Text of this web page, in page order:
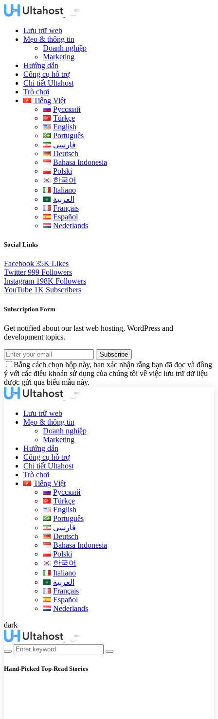
Lưu trữ web
Mẹo & thông tin
Doanh nghiệp
Marketing
Hướng dẫn
Công cụ hỗ trợ
Chi tiết Ultahost
Trò chơi
Tiếng Việt
Русский
Türkçe
English
Português
فارسی
Deutsch
Bahasa Indonesia
Polski
한국어
Italiano
العربية
Français
Español
Nederlands
Social Links
Facebook 35K Likes
Twitter 999 Followers
Instagram 198K Followers
YouTube 1K Subscribers
Subscription Form
Get notified about our last web hosting, WordPress and
development topics.
Subscribe
Bằng cách chọn hộp này, bạn xác nhận rằng bạn đã đọc và đồng
ý với các điều khoản sử dụng của chúng tôi về việc lưu trữ dữ liệu
được gửi qua biểu mẫu này.
Lưu trữ web
Mẹo & thông tin
Doanh nghiệp
Marketing
Hướng dẫn
Công cụ hỗ trợ
Chi tiết Ultahost
Trò chơi
Tiếng Việt
Русский
Türkçe
English
Português
فارسی
Deutsch
Bahasa Indonesia
Polski
한국어
Italiano
العربية
Français
Español
Nederlands
dark
Hand-Picked Top-Read Stories